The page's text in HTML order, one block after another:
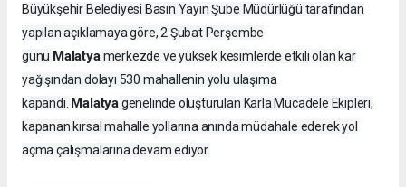
Büyükşehir Belediyesi Basın Yayın Şube Müdürlüğü tarafından
yapılan açıklamaya göre, 2 Şubat Perşembe
günü Malatyamerkezde ve yüksek kesimlerde etkili olan kar
yağışından dolayı 530 mahallenin yolu ulaşıma
kapandı. Malatyagenelinde oluşturulan Karla Mücadele Ekipleri,
kapanan kırsal mahalle yollarına anında müdahale ederek yol
açma çalışmalarına devam ediyor.